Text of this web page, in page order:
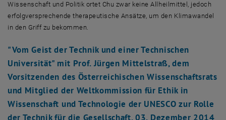
Wissenschaft und Politik ortet Chu zwar keine Allheilmittel, jedoch
erfolgversprechende therapeutische Ansätze, um den Klimawandel
in den Griff zu bekommen.
"Vom Geist der Technik und einer Technischen
Universität" mit Prof. Jürgen Mittelstraß, dem
Vorsitzenden des Österreichischen Wissenschaftsrats
und Mitglied der Weltkommission für Ethik in
Wissenschaft und Technologie der UNESCO zur Rolle
der Technik für die Gesellschaft,03. Dezember 2014